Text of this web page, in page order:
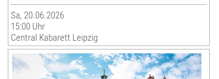
Sa, 20.06.2026
15:00 Uhr
Central Kabarett Leipzig